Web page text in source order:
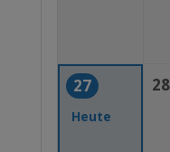
27
Heute
28